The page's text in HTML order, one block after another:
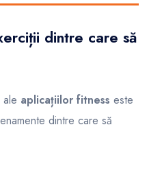
dintre care să
aplicațiilor fitness este
dintre care să